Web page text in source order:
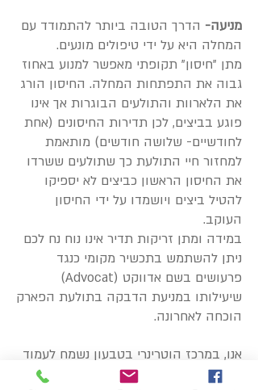
מניעה- הדרך הטובה ביותר להתמודד עם
המחלה היא על ידי טיפולים מונעים.
מתן "חיסון" תקופתי מאפשר למנוע באחוז
גבוה את התפתחות המחלה. החיסון הורג
את הלארוות והתולעים הבוגרות אך אינו
פוגע בביצים, לכן תדירות החיסונים (אחת
לחודשיים- שלושה חודשים) מותאמת
למחזור חיי התולעת כך שתולעים ששרדו
את החיסון הראשון כביצים לא יספיקו
להטיל ביצים ויושמדו על ידי החיסון
העוקב.
במידה ומתן זריקות תדיר אינו נוח נח לכם
ניתן להשתמש בתכשיר מקומי כנגד
פרעושים בשם אדווקט (Advocat)
שיעילותו במניעת הדבקה בתולעת הפארק
הוכחה לאחרונה.
אנו, במרכז הוטרינרי בטבעון נשמח לעמוד
לרשותכם בכל שאלה שתעלה בנוגע